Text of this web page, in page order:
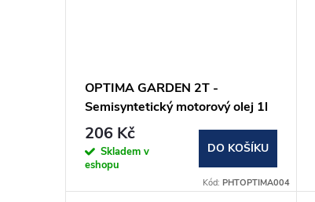
OPTIMA GARDEN 2T -
Semisyntetický motorový olej 1l
206 Kč
Skladem v
eshopu
DO KOŠÍKU
Kód:PHTOPTIMA004